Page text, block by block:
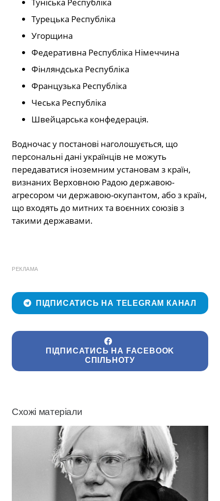
Турецька Республіка
Угорщина
Федеративна Республіка Німеччина
Фінляндська Республіка
Французька Республіка
Чеська Республіка
Швейцарська конфедерація.
Водночас у постанові наголошується, що
персональні дані українців не можуть
передаватися іноземним установам з країн,
визнаних Верховною Радою державою-
агресором чи державою-окупантом, або з країн,
що входять до митних та воєнних союзів з
такими державами.
РЕКЛАМА
ПІДПИСАТИСЬ НА TELEGRAM КАНАЛ
ПІДПИСАТИСЬ НА FACEBOOK
СПІЛЬНОТУ
Схожі матеріали